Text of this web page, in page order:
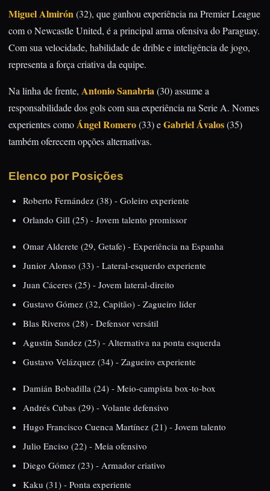
Miguel Almirón(32), que ganhou experiência na Premier League
com o Newcastle United, é a principal arma ofensiva do Paraguay.
Com sua velocidade, habilidade de drible e inteligência de jogo,
representa a força criativa da equipe.
Na linha de frente, Antonio Sanabria(30) assume a
responsabilidade dos gols com sua experiência na Serie A. Nomes
experientes comoÁngel Romero(33) eGabriel Ávalos(35)
também oferecem opções alternativas.
Elenco por Posições
Roberto Fernández (38) - Goleiro experiente
Orlando Gill (25) - Jovem talento promissor
Omar Alderete (29, Getafe) - Experiência na Espanha
Junior Alonso (33) - Lateral-esquerdo experiente
Juan Cáceres (25) - Jovem lateral-direito
Gustavo Gómez (32, Capitão) - Zagueiro líder
Blas Riveros (28) - Defensor versátil
Agustín Sandez (25) - Alternativa na ponta esquerda
Gustavo Velázquez (34) - Zagueiro experiente
Damián Bobadilla (24) - Meio-campista box-to-box
Andrés Cubas (29) - Volante defensivo
Hugo Francisco Cuenca Martínez (21) - Jovem talento
Julio Enciso (22) - Meia ofensivo
Diego Gómez (23) - Armador criativo
Kaku (31) - Ponta experiente